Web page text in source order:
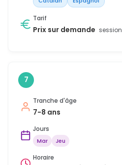
Tarif
Prix sur demande session
7
Tranche d'âge
7-8 ans
Jours
Mar Jeu
Horaire